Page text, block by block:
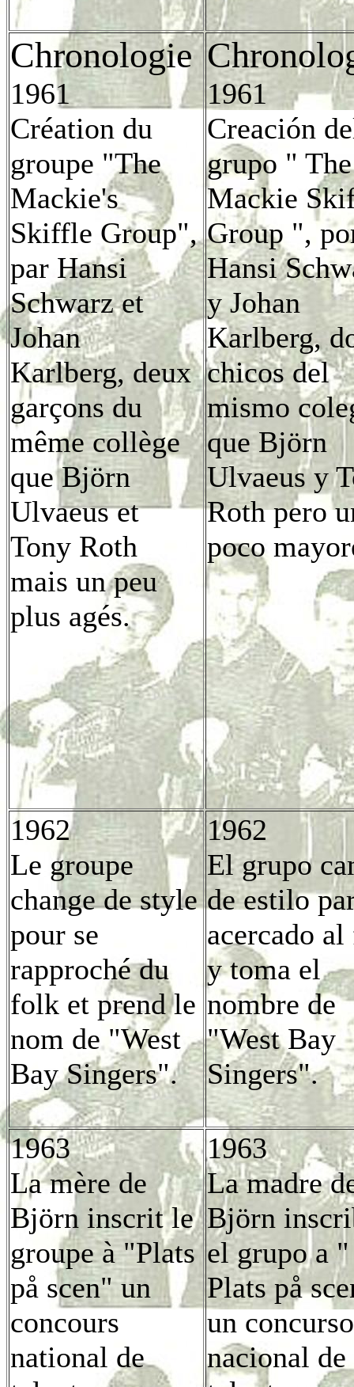
Chronologie
1961
Création du
groupe "The
Mackie's
Skiffle Group",
par Hansi
Schwarz et
Johan
Karlberg, deux
garçons du
même collège
que Björn
Ulvaeus et
Tony Roth
mais un peu
plus agés.
1961
Creación
grupo " The
Mackie
Group ",
Hansi
y Johan
Karlberg,
chicos del
mismo
que Björn
Ulvaeus y
Roth pero
poco
1962
Le groupe
change de style
pour se
rapproché du
folk et prend le
nom de "West
Bay Singers".
1962
El grupo
de estilo
acercado
y toma el
nombre de
"West Bay
Singers".
1963
La mère de
Björn inscrit le
groupe à "Plats
på scen" un
concours
national de
1963
La madre
Björn
el grupo a "
Plats på
un concurso
nacional de